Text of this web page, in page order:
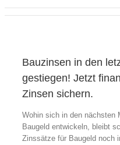
Bauzinsen in den
gestiegen! Jetzt
Zinsen sichern.
Wohin sich in den nächsten
Baugeld entwickeln, bleibt
Zinssätze für Baugeld noch